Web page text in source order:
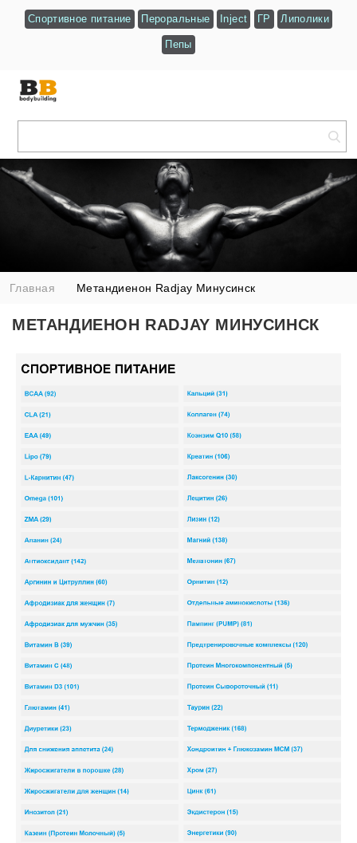
Спортивное питание Пероральные Inject ГР Липолики
Пепы
Главная Метандиенон Radjay Минусинск
МЕТАНДИЕНОН RADJAY МИНУСИНСК